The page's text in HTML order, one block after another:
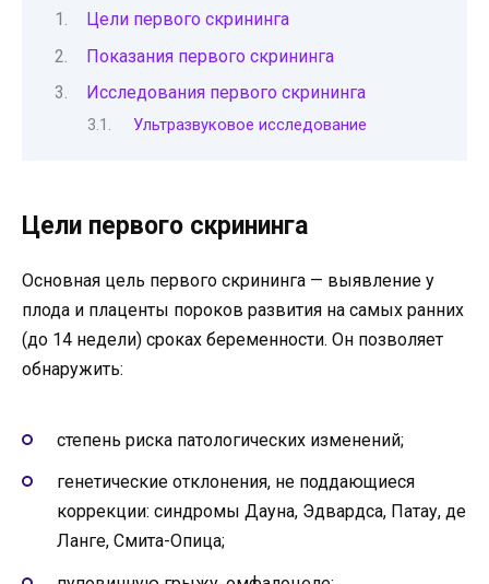
Цели первого скрининга
Показания первого скрининга
Исследования первого скрининга
Ультразвуковое исследование
Цели первого скрининга
Основная цель первого скрининга — выявление у
плода и плаценты пороков развития на самых ранних
(до 14 недели) сроках беременности. Он позволяет
обнаружить:
степень риска патологических изменений;
генетические отклонения, не поддающиеся
коррекции: синдромы Дауна, Эдвардса, Патау, де
Ланге, Смита-Опица;